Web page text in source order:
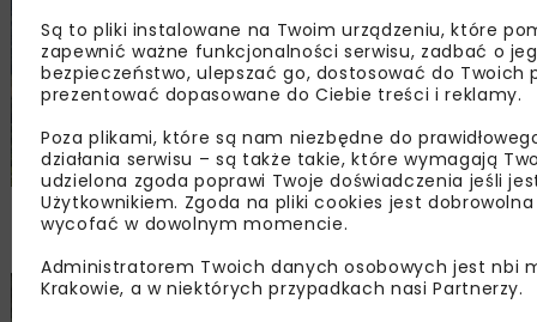
PKP PLK ogłosiły przetarg na odcinek Gdów
– Szczyrzyc projektu Podłęże–Piekiełko
DROGI INWESTYCJE
Są to pliki instalowane na Twoim urządzeniu, które
zapewnić ważne funkcjonalności serwisu, zadbać o
bezpieczeństwo, ulepszać go, dostosować do Twoich
prezentować dopasowane do Ciebie treści i reklamy.
Poza plikami, które są nam niezbędne do
działania serwisu – są także takie, które wymagają
udzielona zgoda poprawi Twoje doświadczenia jeśli
Użytkownikiem. Zgoda na pliki cookies jest
wycofać w dowolnym momencie.
Administratorem Twoich danych osobowych jest nbi
Krakowie, a w niektórych przypadkach nasi Partnerzy.